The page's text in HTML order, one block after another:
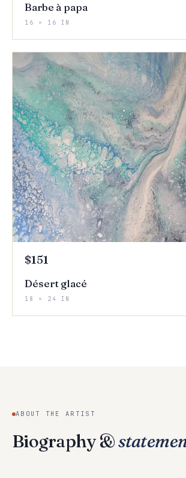
Barbe à papa
16 × 16 IN
$151
Désert glacé
18 × 24 IN
ABOUT THE ARTIST
Biography &